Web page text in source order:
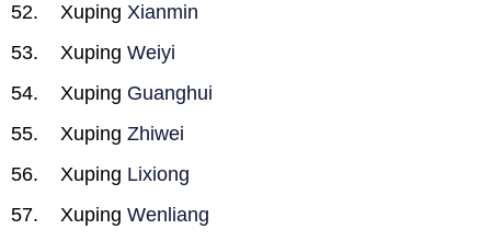
Xuping Xianmin
Xuping Weiyi
Xuping Guanghui
Xuping Zhiwei
Xuping Lixiong
Xuping Wenliang